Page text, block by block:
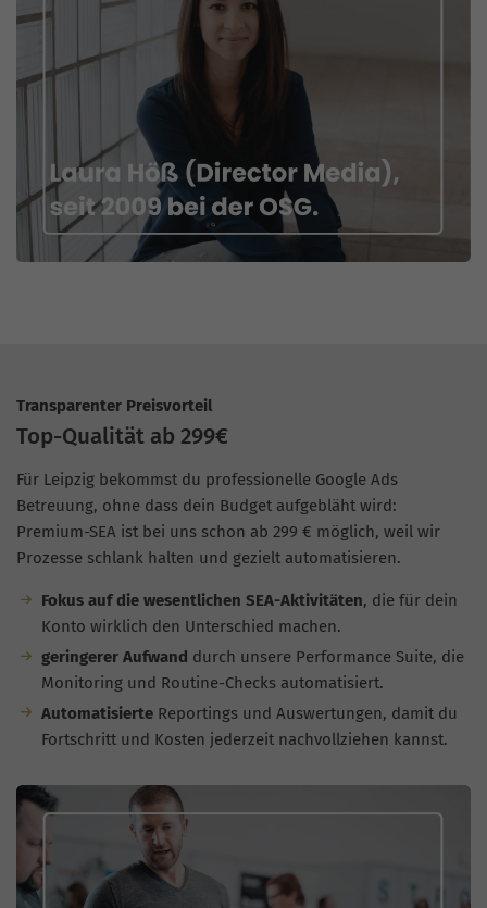
Transparenter Preisvorteil
Top-Qualität ab 299€
Für Leipzig bekommst du professionelle Google Ads
Betreuung, ohne dass dein Budget aufgebläht wird:
Premium-SEA ist bei uns schon ab 299 € möglich, weil wir
Prozesse schlank halten und gezielt automatisieren.
Fokus auf die wesentlichen SEA-Aktivitäten, die für dein
Konto wirklich den Unterschied machen.
geringerer Aufwand durch unsere Performance Suite, die
Monitoring und Routine-Checks automatisiert.
AutomatisierteReportings und Auswertungen, damit du
Fortschritt und Kosten jederzeit nachvollziehen kannst.